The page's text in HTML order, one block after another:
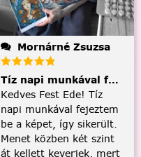
Mornárné Zsuzsa
Tíz napi munkával
Kedves Fest Ede! Tíz
napi munkával fejeztem
be a képet, így sikerült.
Menet közben két szint
át kellett keverjek, mert